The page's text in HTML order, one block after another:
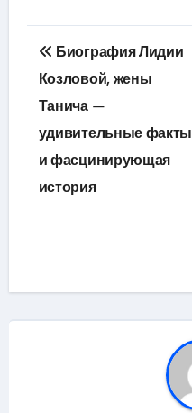
Навигация
по
записям
Биография Лидии
Козловой, жены
Танича —
удивительные факты
и фасцинирующая
история